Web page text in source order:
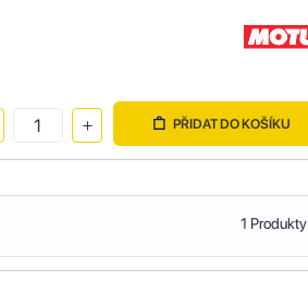
PŘIDAT DO KOŠÍKU
1 Produkty